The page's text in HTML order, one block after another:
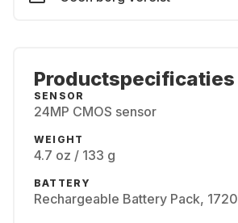
Productspecificaties
SENSOR
24MP CMOS sensor
WEIGHT
4.7 oz / 133 g
BATTERY
Rechargeable Battery Pack,